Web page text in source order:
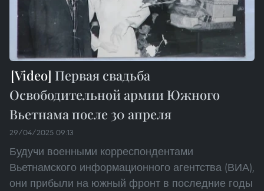
Первая свадьба
Освободительной армии Южного
Вьетнама после 30 апреля
29/04/2025 09:13
Будучи военными корреспондентами
Вьетнамского информационного агентства (ВИА),
они прибыли на южный фронт в последние годы